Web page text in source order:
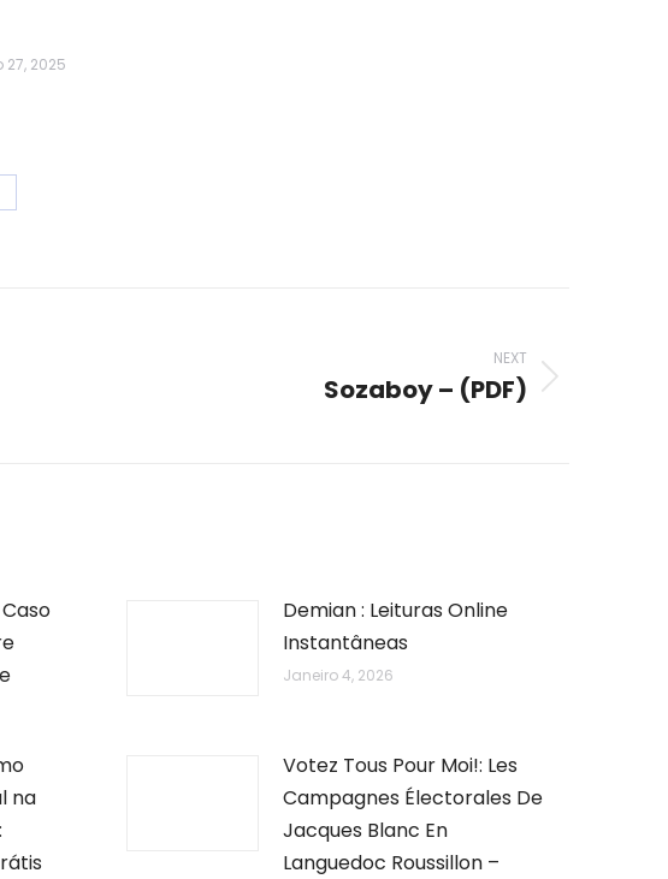
27, 2025
NEXT
Sozaboy – (PDF)
Demian : Leituras Online
Instantâneas
Janeiro 4, 2026
na
Votez Tous Pour Moi!: Les
Campagnes Électorales De
Jacques Blanc En
Languedoc Roussillon –